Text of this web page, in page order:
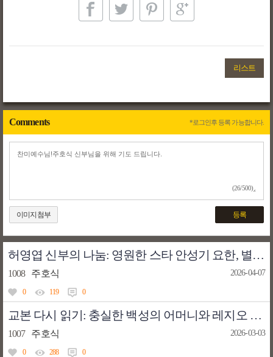
리스트
Comments *로그인후 등록 가능합니다.
(26/500)
이미지첨부 등록
허영엽 신부의 나눔: 영원한 스타 안성기 요한, 별이 지다
1008 주호식 2026-04-07
0 119 0
교본 다시 읽기: 충실한 백성의 어머니와 레지오 마리애 선서문
1007 주호식 2026-03-03
0 288 0